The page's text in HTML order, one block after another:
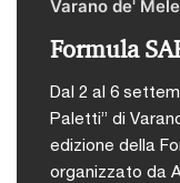
Varano de'
Formula
Dal 2 al 6
Paletti” di
edizione della
organizzato da